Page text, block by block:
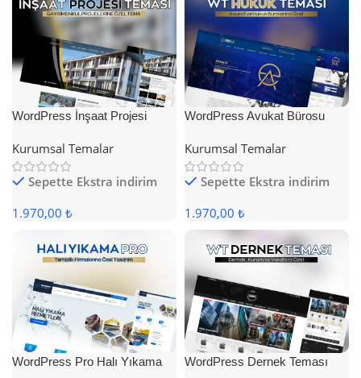
WordPress İnşaat Projesi
Kurumsal Temalar
Sepette Ekstra indirim
1.970,00 ₺
WordPress Avukat Bürosu
Kurumsal Temalar
Sepette Ekstra indirim
1.970,00 ₺
WordPress Pro Halı Yıkama
WordPress Dernek Teması